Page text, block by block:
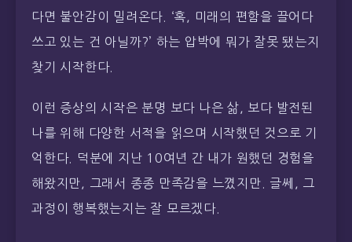
다면 불안감이 밀려온다. ‘혹, 미래의 편함을 끌어다
쓰고 있는 건 아닐까?’ 하는 압박에 뭐가 잘못 됐는지
찾기 시작한다.
이런 증상의 시작은 분명 보다 나은 삶, 보다 발전된
나를 위해 다양한 서적을 읽으며 시작했던 것으로 기
억한다. 덕분에 지난 10여년 간 내가 원했던 경험을
해왔지만, 그래서 종종 만족감을 느꼈지만. 글쎄, 그
과정이 행복했는지는 잘 모르겠다.